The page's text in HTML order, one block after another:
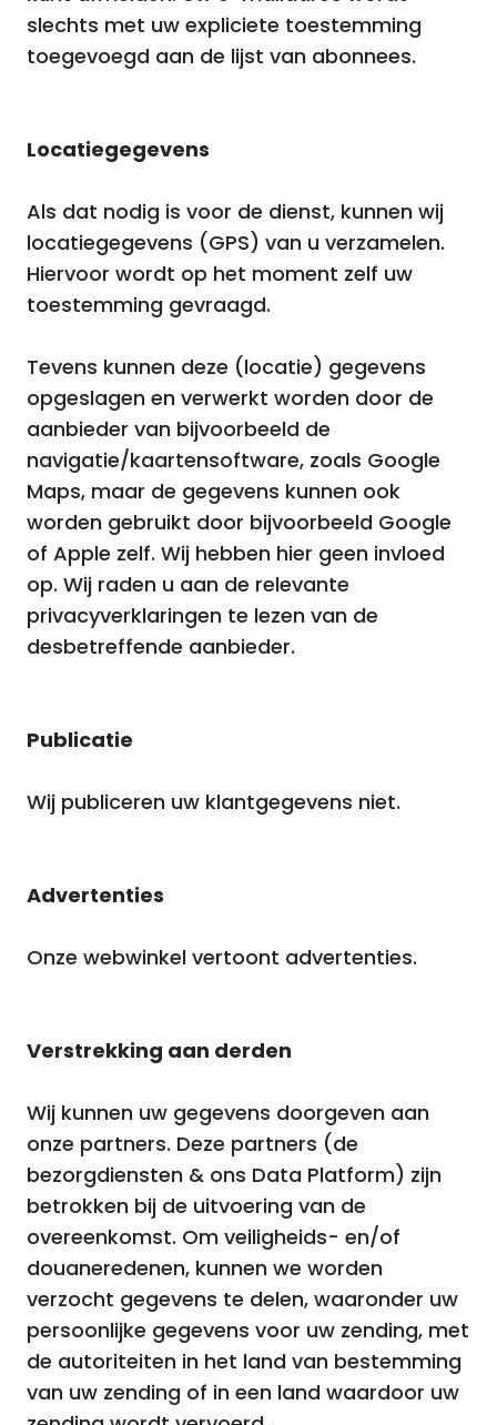
slechts met uw expliciete toestemming
toegevoegd aan de lijst van abonnees.
Locatiegegevens
Als dat nodig is voor de dienst, kunnen wij
locatiegegevens (GPS) van u verzamelen.
Hiervoor wordt op het moment zelf uw
toestemming gevraagd.
Tevens kunnen deze (locatie) gegevens
opgeslagen en verwerkt worden door de
aanbieder van bijvoorbeeld de
navigatie/kaartensoftware, zoals Google
Maps, maar de gegevens kunnen ook
worden gebruikt door bijvoorbeeld Google
of Apple zelf. Wij hebben hier geen invloed
op. Wij raden u aan de relevante
privacyverklaringen te lezen van de
desbetreffende aanbieder.
Publicatie
Wij publiceren uw klantgegevens niet.
Advertenties
Onze webwinkel vertoont advertenties.
Verstrekking aan derden
Wij kunnen uw gegevens doorgeven aan
onze partners. Deze partners (de
bezorgdiensten & ons Data Platform) zijn
betrokken bij de uitvoering van de
overeenkomst. Om veiligheids- en/of
douaneredenen, kunnen we worden
verzocht gegevens te delen, waaronder uw
persoonlijke gegevens voor uw zending, met
de autoriteiten in het land van bestemming
van uw zending of in een land waardoor uw